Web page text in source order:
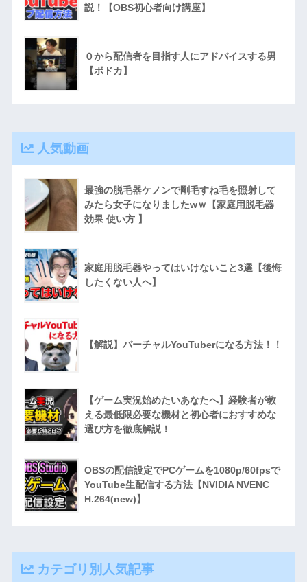
説！【OBS初心者向け講座】
０から配信者を目指す人にアドバイスする男
【ボドカ】
人気動画
最強の脱毛器ケノンで剛毛すね毛を照射して
みたら女子になりましたwｗ【家庭用脱毛器
効果 使い方 】
家庭用脱毛器やってはいけないこと3選【後悔
したくない人へ】
【解説】バーチャルYouTuberになる方法！！
【ゲーム実況始めたいあなたへ】経験者が教
える最低限必要な機材と初心者におすすめな
選び方を徹底解説！
OBSの配信設定でPCゲームを1080p/60fpsで
YouTube生配信する方法【NVIDIA NVENC
H.264(new)】
カテゴリ別人気記事